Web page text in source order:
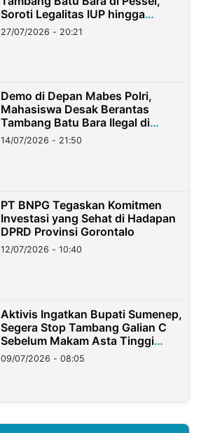
Soroti Legalitas IUP hingga
Stockpile
27/07/2026 - 20:21
Demo di Depan Mabes Polri,
Mahasiswa Desak Berantas
Tambang Batu Bara Ilegal di
Lampung
14/07/2026 - 21:50
PT BNPG Tegaskan Komitmen
Investasi yang Sehat di Hadapan
DPRD Provinsi Gorontalo
12/07/2026 - 10:40
Aktivis Ingatkan Bupati Sumenep,
Segera Stop Tambang Galian C
Sebelum Makam Asta Tinggi
Longsor
09/07/2026 - 08:05